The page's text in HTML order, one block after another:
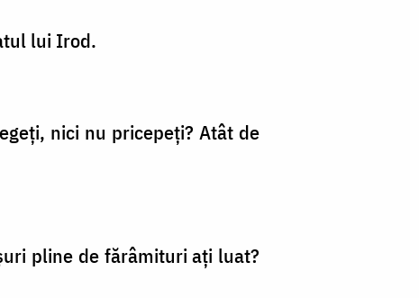
lui Irod.
nici nu pricepeţi? Atât de
pline de fărâmituri aţi luat?